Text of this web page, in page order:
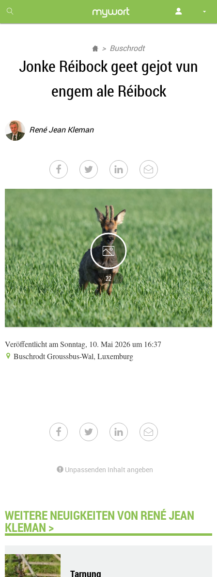
month
free
Buschrodt
Jonke Réibock geet gejot vun
engem ale Réibock
René Jean Kleman
22
Veröffentlicht am Sonntag, 10. Mai 2026 um 16:37
Buschrodt Groussbus-Wal, Luxemburg
Unpassenden Inhalt angeben
WEITERE NEUIGKEITEN VON RENÉ JEAN
KLEMAN >
Tarnung